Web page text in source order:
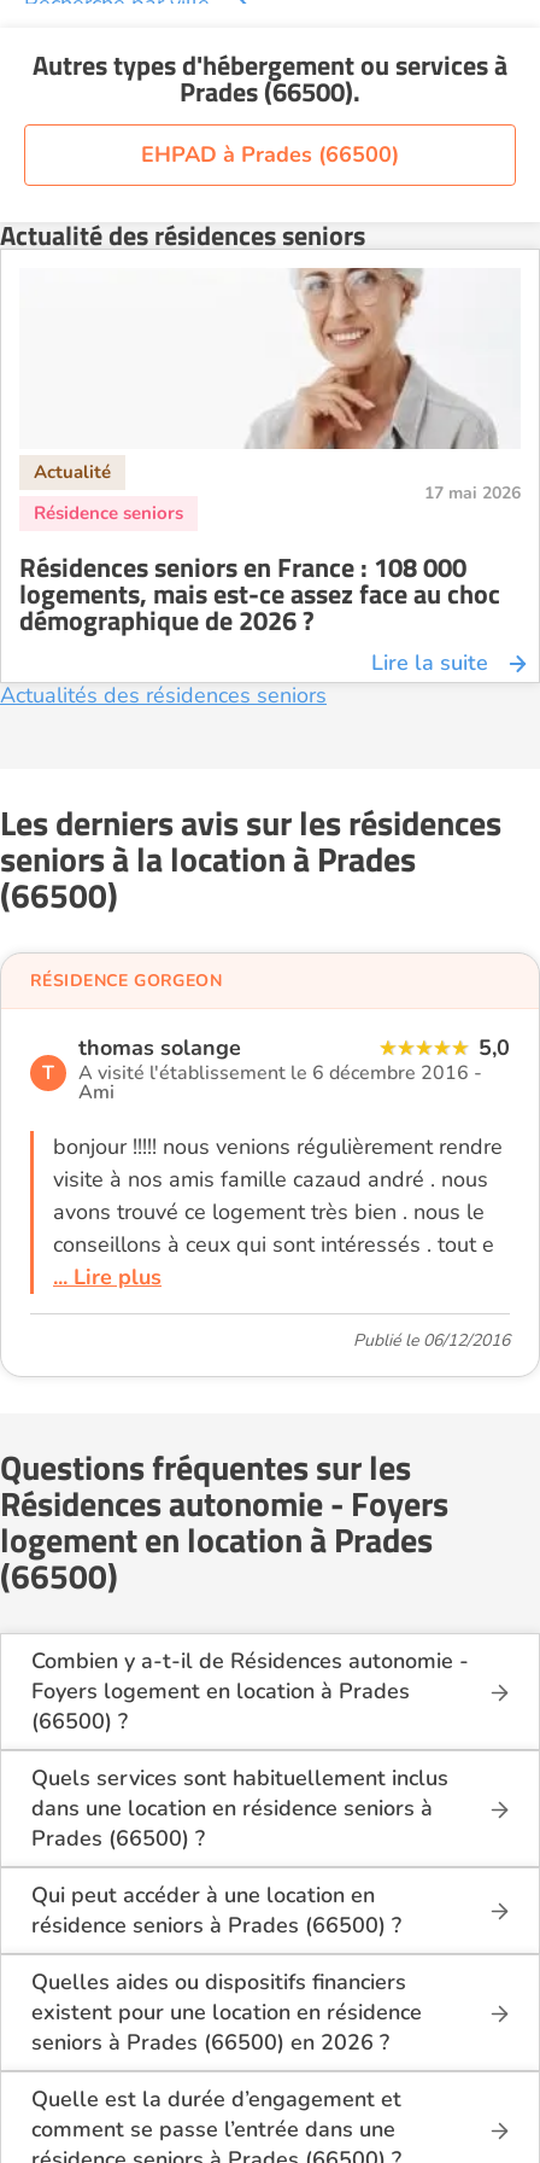
Autres types d'hébergement ou servicesà
Prades (66500).
EHPAD à Prades (66500)
Actualité des résidences seniors
17 mai 2026
Résidences seniors en France : 108 000
logements, mais est-ce assez face au choc
démographique de 2026 ?
Lire la suite
Actualités des résidences seniors
Les derniers avis sur les résidences
seniors à la location à Prades
(66500)
T
thomas solange 5,0
A visité l'établissement le 6 décembre 2016 -
Ami
bonjour !!!!! nous venions régulièrement rendre
visite à nos amis famille cazaud andré . nous
avons trouvé ce logement très bien . nous le
conseillons à ceux qui sont intéressés . tout e
... Lire plus
RÉSIDENCE GORGEON
Publié le 06/12/2016
Questions fréquentes sur les
Résidences autonomie - Foyers
logement en location à Prades
(66500)
Combien y a-t-il de Résidences autonomie -
Foyers logement en location à Prades
(66500) ?
Sur le site Logement-seniors.com, on recense
actuellement 1 Résidences autonomie - Foyers
logement en location à Prades (66500).
Quels services sont habituellement inclus
dans une location en résidence seniors à
Prades (66500) ?
En location à Prades (66500), la résidence seniors
inclut généralement : l’entretien des espaces
communs, l’accès à des activités, la présence d’un
accueil / surveillance, la restauration ou service
repas optionnel. Certains services sont optionnels et
peuvent faire monter le tarif.
Qui peut accéder à une location en
résidence seniors à Prades (66500) ?
La location en résidence seniors à Prades (66500)
s’adresse aux personnes autonomes souhaitant un
logement adapté, sécurisé et convivial. Il est
conseillé d’avoir environ 60 ans ou plus, bien que
chaque résidence fixe ses conditions. Des
prestations complémentaires peuvent être
proposées pour un accompagnement léger.
Quelles aides ou dispositifs financiers
existent pour une location en résidence
seniors à Prades (66500) en 2026 ?
Selon les revenus et la situation, il est possible à
Prades (66500) de bénéficier d’aides telles que :
l’APL (allocation personnalisée au logement), ou
selon le dispositif local, des aides communales
Quelle est la durée d’engagement et
comment se passe l’entrée dans une